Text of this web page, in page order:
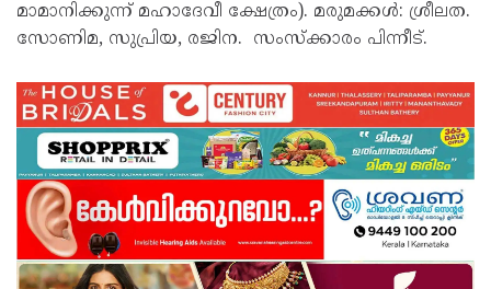
മാമാനിക്കുന്ന് മഹാദേവീ ക്ഷേത്രം). മരുമക്കൾ: ശ്രീലത.
സോണിമ, സുപ്രിയ, രജിന. സംസ്ക്കാരം പിന്നീട്.